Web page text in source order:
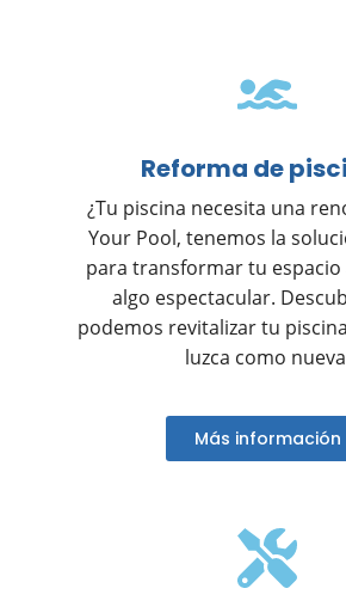
Reforma de
¿Tu piscina necesita una
Your Pool, tenemos la
para transformar tu espacio
algo espectacular.
podemos revitalizar tu
luzca como
Más información